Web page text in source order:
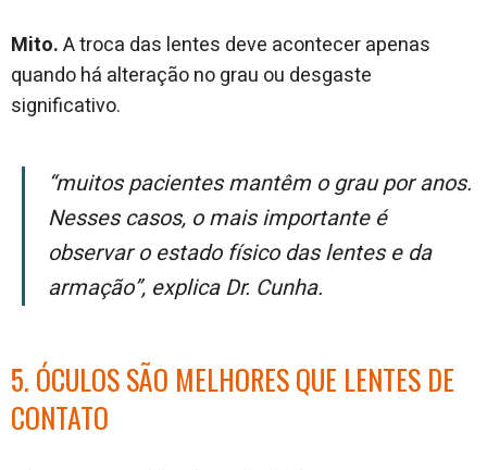
Mito.A troca das lentes deve acontecer apenas
quando há alteração no grau ou desgaste
significativo.
“Muitos pacientes mantêm o grau por anos.
Nesses casos, o mais importante é
observar o estado físico das lentes e da
armação”, explica Dr. Cunha.
5. ÓCULOS SÃO MELHORES QUE LENTES DE
CONTATO